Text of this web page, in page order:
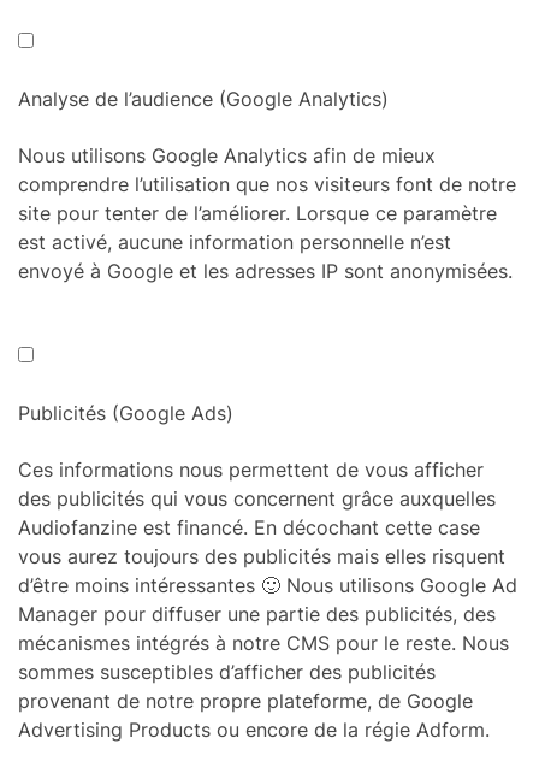
Analyse de l’audience (Google Analytics)
Nous utilisons Google Analytics afin de mieux
comprendre l’utilisation que nos visiteurs font de notre
site pour tenter de l’améliorer. Lorsque ce paramètre
est activé, aucune information personnelle n’est
envoyé à Google et les adresses IP sont anonymisées.
Publicités (Google Ads)
Ces informations nous permettent de vous afficher
des publicités qui vous concernent grâce auxquelles
Audiofanzine est financé. En décochant cette case
vous aurez toujours des publicités mais elles risquent
d’être moins intéressantes 🙂 Nous utilisons Google Ad
Manager pour diffuser une partie des publicités, des
mécanismes intégrés à notre CMS pour le reste. Nous
sommes susceptibles d’afficher des publicités
provenant de notre propre plateforme, de Google
Advertising Products ou encore de la régie Adform.